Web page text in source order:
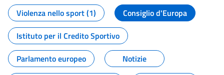
Violenza nello sport (1)
Consiglio d'Europa
Istituto per il Credito Sportivo
Parlamento europeo
Notizie